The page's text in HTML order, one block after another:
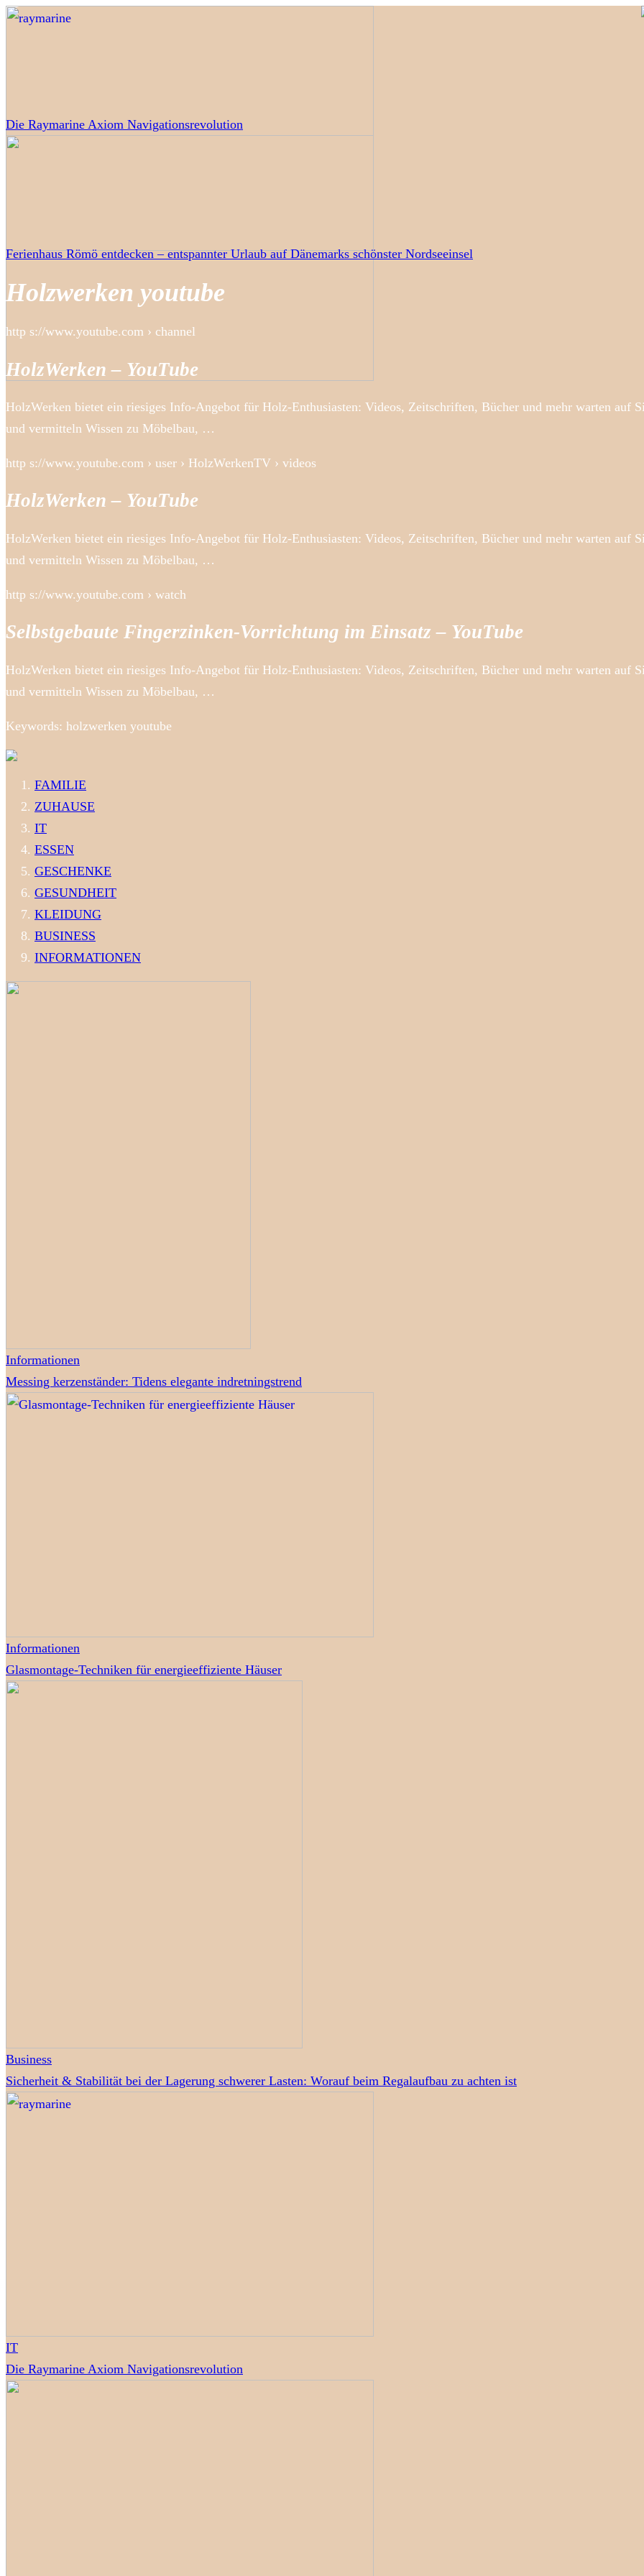
Die Raymarine Axiom Navigationsrevolution
Ferienhaus Römö entdecken – entspannter Urlaub auf Dänemarks schönster Nordseeinsel
Holzwerken youtube
http s://www.youtube.com › channel
HolzWerken – YouTube
HolzWerken bietet ein riesiges Info-Angebot für Holz-Enthusiasten: Videos, Zeitschriften, Bücher und mehr warten auf
und vermitteln Wissen zu Möbelbau, …
http s://www.youtube.com › user › HolzWerkenTV › videos
HolzWerken – YouTube
HolzWerken bietet ein riesiges Info-Angebot für Holz-Enthusiasten: Videos, Zeitschriften, Bücher und mehr warten auf
und vermitteln Wissen zu Möbelbau, …
http s://www.youtube.com › watch
Selbstgebaute Fingerzinken-Vorrichtung im Einsatz – YouTube
HolzWerken bietet ein riesiges Info-Angebot für Holz-Enthusiasten: Videos, Zeitschriften, Bücher und mehr warten auf
und vermitteln Wissen zu Möbelbau, …
Keywords: holzwerken youtube
FAMILIE
ZUHAUSE
IT
ESSEN
GESCHENKE
GESUNDHEIT
KLEIDUNG
BUSINESS
INFORMATIONEN
Informationen
Messing kerzenständer: Tidens elegante indretningstrend
Informationen
Glasmontage-Techniken für energieeffiziente Häuser
Business
Sicherheit & Stabilität bei der Lagerung schwerer Lasten: Worauf beim Regalaufbau zu achten ist
IT
Die Raymarine Axiom Navigationsrevolution